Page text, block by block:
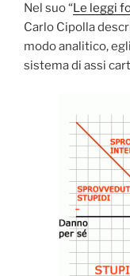
Nel suo “Le leggi
Carlo Cipolla
modo analitico,
sistema di assi